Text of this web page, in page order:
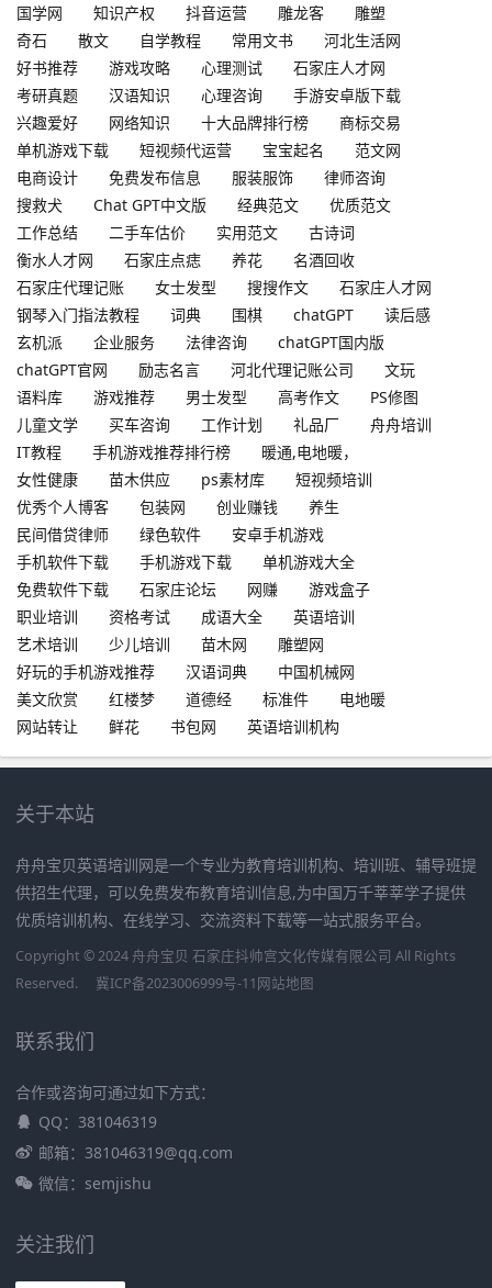
国学网
知识产权 抖音运营 雕龙客
雕塑
奇石
散文 自学教程 常用文书
河北生活网
好书推荐
游戏攻略 心理测试
石家庄人才网
考研真题
汉语知识 心理咨询
手游安卓版下载
兴趣爱好
网络知识 十大品牌排行榜
商标交易
单机游戏下载
短视频代运营 宝宝起名
范文网
电商设计
免费发布信息 服装服饰
律师咨询
搜救犬
Chat GPT中文版 经典范文
优质范文
工作总结
二手车估价 实用范文
古诗词
衡水人才网
石家庄点痣 养花
名酒回收
石家庄代理记账
女士发型 搜搜作文
石家庄人才网
钢琴入门指法教程
词典 围棋 chatGPT
读后感
玄机派
企业服务 法律咨询
chatGPT国内版
chatGPT官网
励志名言 河北代理记账公司
文玩
语料库
游戏推荐 男士发型 高考作文
PS修图
儿童文学
买车咨询 工作计划 礼品厂
舟舟培训
IT教程
手机游戏推荐排行榜
暖通,电地暖，
女性健康
苗木供应 ps素材库
短视频培训
优秀个人博客
包装网 创业赚钱
养生
民间借贷律师
绿色软件
安卓手机游戏
手机软件下载
手机游戏下载
单机游戏大全
免费软件下载
石家庄论坛 网赚
游戏盒子
职业培训
资格考试 成语大全
英语培训
艺术培训
少儿培训 苗木网
雕塑网
好玩的手机游戏推荐
汉语词典
中国机械网
美文欣赏
红楼梦 道德经 标准件
电地暖
网站转让
鲜花 书包网 英语培训机构
关于本站
舟舟宝贝英语培训网是一个专业为教育培训机构、培训班、辅导班提
供招生代理，可以免费发布教育培训信息,为中国万千莘莘学子提供
优质培训机构、在线学习、交流资料下载等一站式服务平台。
Copyright © 2024 舟舟宝贝 石家庄抖帅宫文化传媒有限公司 All Rights
Reserved.
冀ICP备2023006999号-11网站地图
联系我们
合作或咨询可通过如下方式：
QQ：381046319
邮箱：381046319@qq.com
微信：semjishu
关注我们